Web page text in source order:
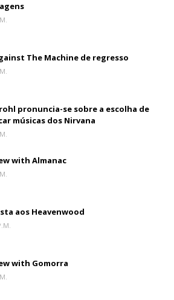
The Machine de regresso
pronuncia-se sobre a escolha de
músicas dos Nirvana
with Almanac
aos Heavenwood
with Gomorra